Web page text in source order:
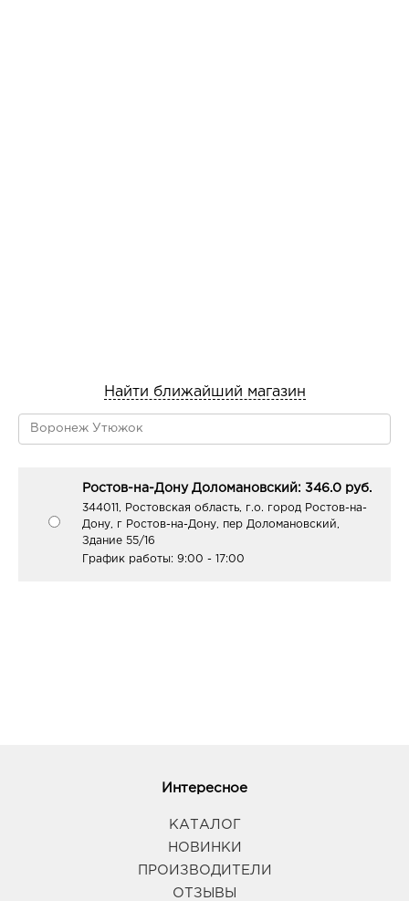
Найти ближайший магазин
Ростов-на-Дону Доломановский: 346.0 руб.
344011, Ростовская область, г.о. город Ростов-на-
Дону, г Ростов-на-Дону, пер Доломановский,
Здание 55/16
График работы: 9:00 - 17:00
Интересное
КАТАЛОГ
НОВИНКИ
ПРОИЗВОДИТЕЛИ
ОТЗЫВЫ